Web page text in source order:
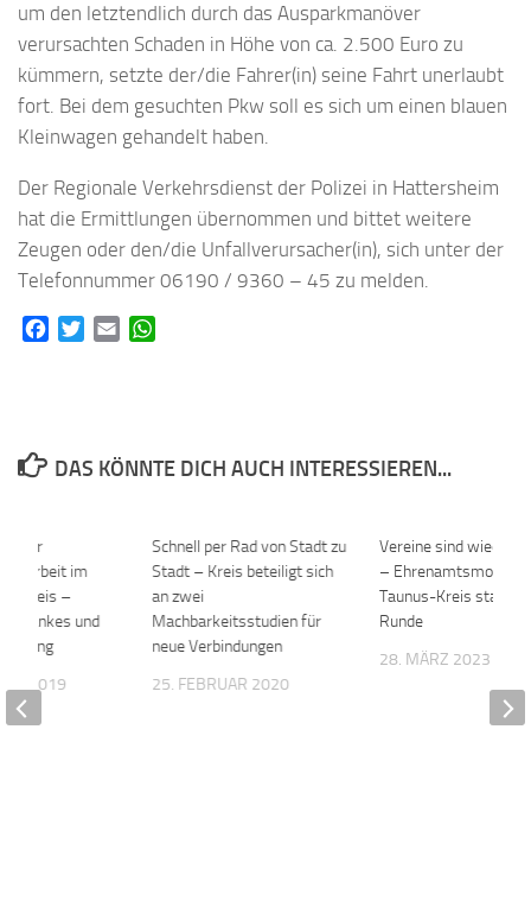
um den letztendlich durch das Ausparkmanöver
verursachten Schaden in Höhe von ca. 2.500 Euro zu
kümmern, setzte der/die Fahrer(in) seine Fahrt unerlaubt
fort. Bei dem gesuchten Pkw soll es sich um einen blauen
Kleinwagen gehandelt haben.
Der Regionale Verkehrsdienst der Polizei in Hattersheim
hat die Ermittlungen übernommen und bittet weitere
Zeugen oder den/die Unfallverursacher(in), sich unter der
Telefonnummer 06190 / 9360 – 45 zu melden.
FacebookTwitterEmail
DAS KÖNNTE DICH AUCH INTERESSIEREN...
Schnell per Rad von Stadt zu
Stadt – Kreis beteiligt sich
an zwei
Machbarkeitsstudien für
neue Verbindungen
25. FEBRUAR 2020
Vereine sind wieder
–
Taunus-Kreis startet
Runde
28. MÄRZ 2023
für
Arbeit im
Kreis –
Dankes und
2019